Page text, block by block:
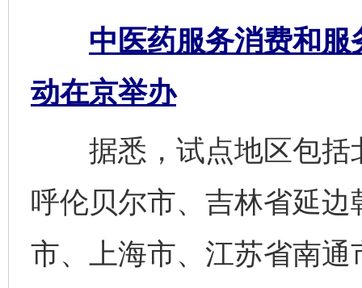
中医药服务消费和
动在京举办
据悉，试点地区包括
呼伦贝尔市、吉林省延
市、上海市、江苏省南